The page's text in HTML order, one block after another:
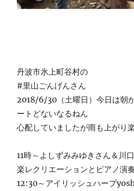
丹波市氷上町谷村の
#里山ごんげんさん
2018/6/30（土曜日）今日は朝
ートどないなるねん
心配していましたが雨も上がり
11時～よしずみみゆきさん＆川
楽レクリエーションとピアノ演
12:30～アイリッシュハープ